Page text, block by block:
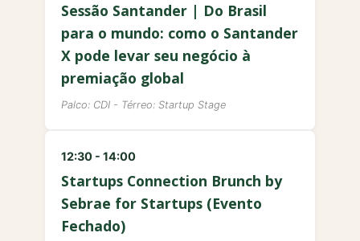
Sessão Santander | Do Brasil
para o mundo: como o Santander
X pode levar seu negócio à
premiação global
Palco: CDI - Térreo: Startup Stage
12:30 - 14:00
Startups Connection Brunch by
Sebrae for Startups (Evento
Fechado)